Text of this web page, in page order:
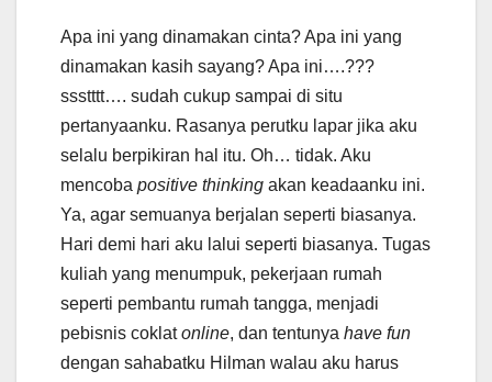
Apa ini yang dinamakan cinta? Apa ini yang
dinamakan kasih sayang? Apa ini….???
ssstttt…. sudah cukup sampai di situ
pertanyaanku. Rasanya perutku lapar jika aku
selalu berpikiran hal itu. Oh… tidak. Aku
mencoba positive thinking akan keadaanku ini.
Ya, agar semuanya berjalan seperti biasanya.
Hari demi hari aku lalui seperti biasanya. Tugas
kuliah yang menumpuk, pekerjaan rumah
seperti pembantu rumah tangga, menjadi
pebisnis coklatonline, dan tentunya have fun
dengan sahabatku Hilman walau aku harus